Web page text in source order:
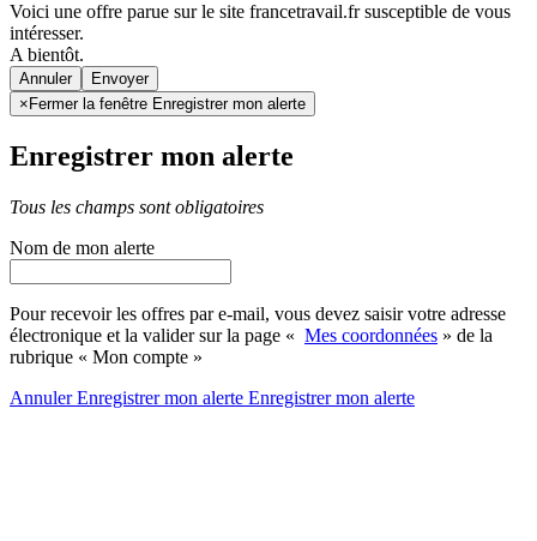
Voici une offre parue sur le site francetravail.fr susceptible de vous
intéresser.
A bientôt.
Annuler
× Fermer la fenêtre Enregistrer mon alerte
Enregistrer mon alerte
Tous les champs sont obligatoires
Nom de mon alerte
Pour recevoir les offres par e-mail, vous devez saisir votre adresse
électronique et la valider sur la page « Mes coordonnées » de la
rubrique « Mon compte »
AnnulerEnregistrer mon alerte Enregistrermon alerte